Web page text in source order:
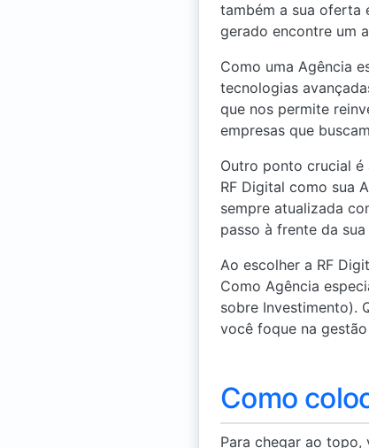
também a sua oferta
gerado encontre um
Como uma Agência
tecnologias
que nos permite
empresas que
Outro ponto crucial é
RF Digital como sua
sempre atualizada
passo à frente da
Ao escolher a RF
Como Agência
sobre Investimento).
você foque na
Como
Para chegar ao